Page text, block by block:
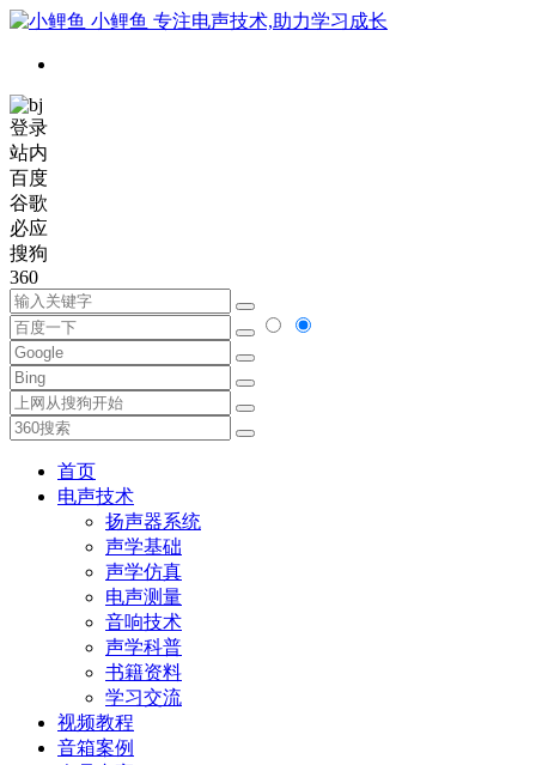
小鲤鱼 专注电声技术,助力学习成长
登录
站内
百度
谷歌
必应
搜狗
360
首页
电声技术
扬声器系统
声学基础
声学仿真
电声测量
音响技术
声学科普
书籍资料
学习交流
视频教程
音箱案例